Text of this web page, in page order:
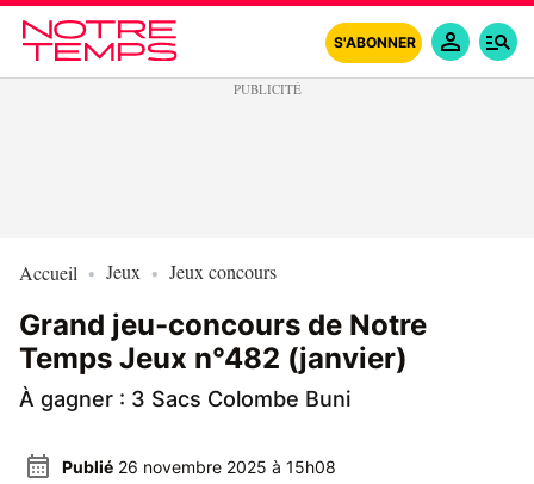
S'ABONNER
Accueil Jeux Jeux concours
Grand jeu-concours de Notre
Temps Jeux n°482 (janvier)
À gagner : 3 Sacs Colombe Buni
Publié 26 novembre 2025 à 15h08